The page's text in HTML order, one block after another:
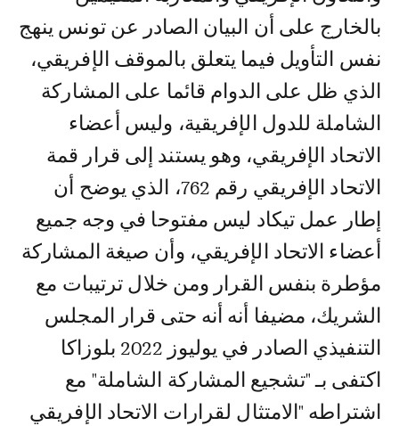
بالخارج على أن البيان الصادر عن تونس ينهج
نفس التأويل فيما يتعلق بالموقف الإفريقي،
الذي ظل على الدوام قائما على المشاركة
الشاملة للدول الإفريقية، وليس أعضاء
الاتحاد الإفريقي، وهو يستند إلى قرار قمة
الاتحاد الإفريقي رقم 762، الذي يوضح أن
إطار عمل تيكاد ليس مفتوحا في وجه جميع
أعضاء الاتحاد الإفريقي، وأن صيغة المشاركة
مؤطرة بنفس القرار ومن خلال ترتيبات مع
الشريك، مضيفا أنه أنه حتى قرار المجلس
التنفيذي الصادر في يوليوز 2022 بلوزاكا
اكتفى بـ "تشجيع المشاركة الشاملة" مع
اشتراطه "الامتثال لقرارات الاتحاد الإفريقي